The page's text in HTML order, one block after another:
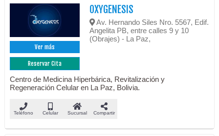
Ver más
Reservar Cita
OXYGENESIS
Av. Hernando Siles Nro. 5567, Edif.
Angelita PB, entre calles 9 y 10
(Obrajes) - La Paz,
Centro de Medicina Hiperbárica, Revitalización y
Regeneración Celular en La Paz, Bolivia.
Teléfono Celular Sucursal Compartir